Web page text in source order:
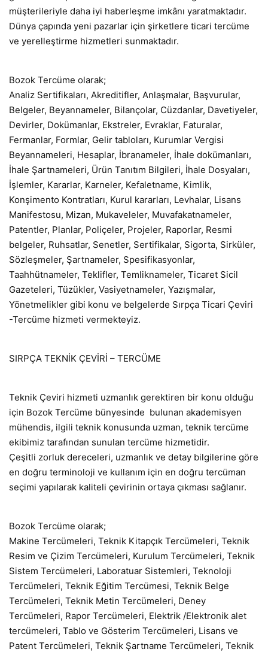
müşterileriyle daha iyi haberleşme imkânı yaratmaktadır.
Dünya çapında yeni pazarlar için şirketlere ticari tercüme
ve yerelleştirme hizmetleri sunmaktadır.
Bozok Tercüme olarak;
Analiz Sertifikaları, Akreditifler, Anlaşmalar, Başvurular,
Belgeler, Beyannameler, Bilançolar, Cüzdanlar, Davetiyeler,
Devirler, Dokümanlar, Ekstreler, Evraklar, Faturalar,
Fermanlar, Formlar, Gelir tabloları, Kurumlar Vergisi
Beyannameleri, Hesaplar, İbranameler, İhale dokümanları,
İhale Şartnameleri, Ürün Tanıtım Bilgileri, İhale Dosyaları,
İşlemler, Kararlar, Karneler, Kefaletname, Kimlik,
Konşimento Kontratları, Kurul kararları, Levhalar, Lisans
Manifestosu, Mizan, Mukaveleler, Muvafakatnameler,
Patentler, Planlar, Poliçeler, Projeler, Raporlar, Resmi
belgeler, Ruhsatlar, Senetler, Sertifikalar, Sigorta, Sirküler,
Sözleşmeler, Şartnameler, Spesifikasyonlar,
Taahhütnameler, Teklifler, Temliknameler, Ticaret Sicil
Gazeteleri, Tüzükler, Vasiyetnameler, Yazışmalar,
Yönetmelikler gibi konu ve belgelerde Sırpça Ticari Çeviri
-Tercüme hizmeti vermekteyiz.
SIRPÇA TEKNİK ÇEVİRİ – TERCÜME
Teknik Çeviri hizmeti uzmanlık gerektiren bir konu olduğu
için Bozok Tercüme bünyesinde bulunan akademisyen
mühendis, ilgili teknik konusunda uzman, teknik tercüme
ekibimiz tarafından sunulan tercüme hizmetidir.
Çeşitli zorluk dereceleri, uzmanlık ve detay bilgilerine göre
en doğru terminoloji ve kullanım için en doğru tercüman
seçimi yapılarak kaliteli çevirinin ortaya çıkması sağlanır.
Bozok Tercüme olarak;
Makine Tercümeleri, Teknik Kitapçık Tercümeleri, Teknik
Resim ve Çizim Tercümeleri, Kurulum Tercümeleri, Teknik
Sistem Tercümeleri, Laboratuar Sistemleri, Teknoloji
Tercümeleri, Teknik Eğitim Tercümesi, Teknik Belge
Tercümeleri, Teknik Metin Tercümeleri, Deney
Tercümeleri, Rapor Tercümeleri, Elektrik /Elektronik alet
tercümeleri, Tablo ve Gösterim Tercümeleri, Lisans ve
Patent Tercümeleri, Teknik Şartname Tercümeleri, Teknik